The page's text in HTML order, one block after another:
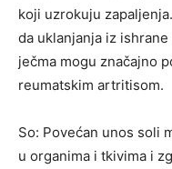
koji uzrokuju
da uklanjanja iz
ječma mogu značajno
reumatskim artritisom.
So: Povećan unos soli
u organima i tkivima i